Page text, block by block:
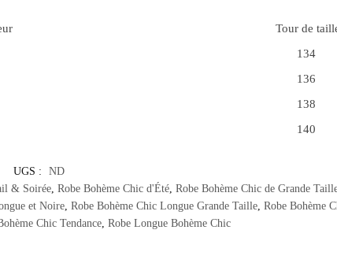
Tour de
134
136
138
140
UGS :
ND
& Soirée, Robe Bohème Chic d'Été, Robe Bohème Chic de Grande
et Noire Robe Bohème Chic Longue Grande Taille Robe Bohème
Chic Tendance, Robe Longue Bohème Chic